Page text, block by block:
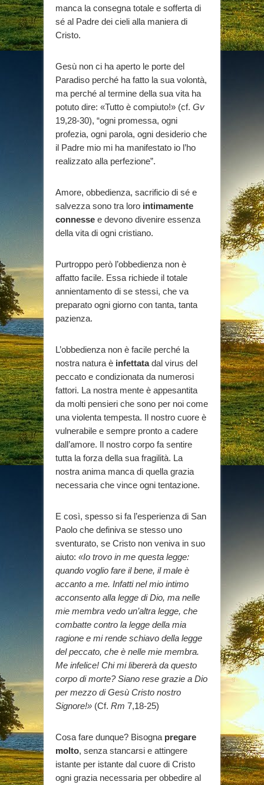
manca la consegna totale e sofferta di
sé al Padre dei cieli alla maniera di
Cristo.
Gesù non ci ha aperto le porte del
Paradiso perché ha fatto la sua volontà,
ma perché al termine della sua vita ha
potuto dire: «Tutto è compiuto!» (cf. Gv
19,28-30), “ogni promessa, ogni
profezia, ogni parola, ogni desiderio che
il Padre mio mi ha manifestato io l’ho
realizzato alla perfezione”.
Amore, obbedienza, sacrificio di sé e
salvezza sono tra loro intimamente
connesse e devono divenire essenza
della vita di ogni cristiano.
Purtroppo però l’obbedienza non è
affatto facile. Essa richiede il totale
annientamento di se stessi, che va
preparato ogni giorno con tanta, tanta
pazienza.
L’obbedienza non è facile perché la
nostra natura è infettatadal virus del
peccato e condizionata da numerosi
fattori. La nostra mente è appesantita
da molti pensieri che sono per noi come
una violenta tempesta. Il nostro cuore è
vulnerabile e sempre pronto a cadere
dall’amore. Il nostro corpo fa sentire
tutta la forza della sua fragilità. La
nostra anima manca di quella grazia
necessaria che vince ogni tentazione.
E così, spesso si fa l’esperienza di San
Paolo che definiva se stesso uno
sventurato, se Cristo non veniva in suo
aiuto: «Io trovo in me questa legge:
quando voglio fare il bene, il male è
accanto a me. Infatti nel mio intimo
acconsento alla legge di Dio, ma nelle
mie membra vedo un’altra legge, che
combatte contro la legge della mia
ragione e mi rende schiavo della legge
del peccato, che è nelle mie membra.
Me infelice! Chi mi libererà da questo
corpo di morte? Siano rese grazie a Dio
per mezzo di Gesù Cristo nostro
Signore!» (Cf. Rm 7,18-25)
Cosa fare dunque? Bisogna pregare
molto, senza stancarsi e attingere
istante per istante dal cuore di Cristo
ogni grazia necessaria per obbedire al